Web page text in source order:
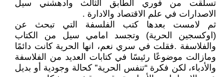
تسلقت من فوري الطابق الثالث وأدهشني سيل
الاصدارات في علم الاقتصاد والادارة .
ثم لامست بعدها كتب الفلسفة التي تبحث عن
(اوكسجين الحرية) وتجسد امامي سيل من الكتاب
والفلاسفة .فقلت في سري نعم، انها الحرية كانت دائمًا
ومازالت موضوعًا رئيسًا في كتابات العديد من الفلاسفة
والأدباء، لكن فكرة “تنفس الحرية” كحالة وجودية أو بديل